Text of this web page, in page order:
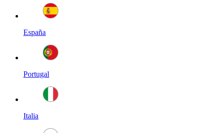
España
Portugal
Italia